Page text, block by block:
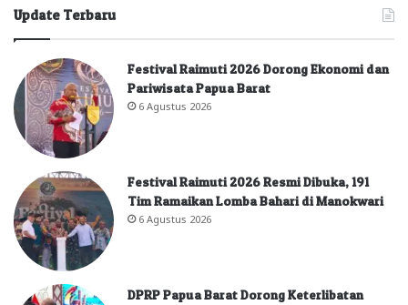
Update Terbaru
Festival Raimuti 2026 Dorong Ekonomi dan
Pariwisata Papua Barat
6 Agustus 2026
Festival Raimuti 2026 Resmi Dibuka, 191
Tim Ramaikan Lomba Bahari di Manokwari
6 Agustus 2026
DPRP Papua Barat Dorong Keterlibatan